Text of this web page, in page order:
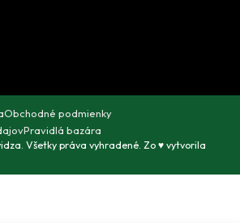
Všetky práva vyhradené. Zo ♥ vytvorila
Obchodné podmienky
Pravidlá bazára